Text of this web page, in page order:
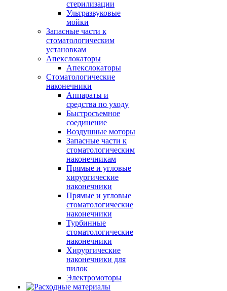
стерилизации
Ультразвуковые
мойки
Запасные части к
стоматологическим
установкам
Апекслокаторы
Апекслокаторы
Стоматологические
наконечники
Аппараты и
средства по уходу
Быстросъемное
соединение
Воздушные моторы
Запасные части к
стоматологическим
наконечникам
Прямые и угловые
хирургические
наконечники
Прямые и угловые
стоматологические
наконечники
Турбинные
стоматологические
наконечники
Хирургические
наконечники для
пилок
Электромоторы